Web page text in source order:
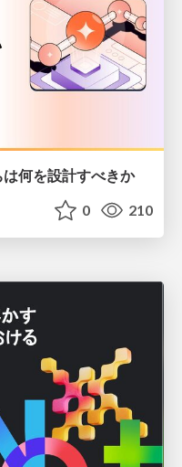
何を設計すべきか
0 210